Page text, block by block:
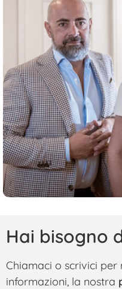
Hai bisogno
Chiamaci o scrivici
informazioni, la nostra